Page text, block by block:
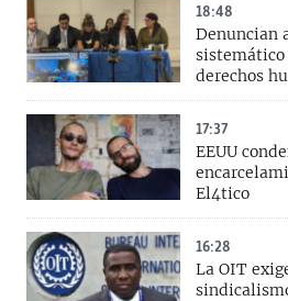
18:48
Denuncian
sistemático
derechos
17:37
EEUU
El4tico
16:28
La OIT